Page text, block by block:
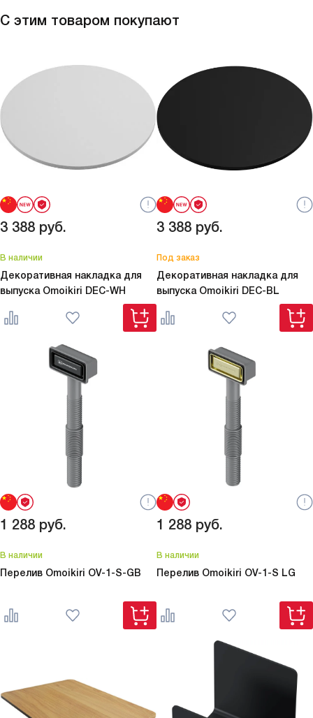
С этим товаром покупают
3 388 руб.
В наличии
Декоративная накладка для
выпуска Omoikiri DEC-WH
3 388 руб.
Под заказ
Декоративная накладка для
выпуска Omoikiri DEC-BL
1 288 руб.
В наличии
Перелив Omoikiri OV-1-S-GB
1 288 руб.
В наличии
Перелив Omoikiri OV-1-S LG